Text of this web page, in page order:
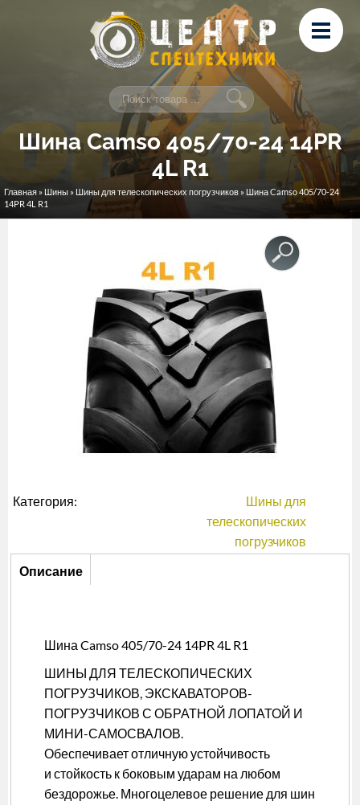
Перейти к основному содержанию
Лизинг
Сервис и ремонт
Контакты
Шина Camso 405/70-24 14PR
4L R1
Вы здесь
Главная » Шины » Шины для телескопических погрузчиков » Шина Camso 405/70-24
14PR 4L R1
Категория:
Шины для
телескопических
погрузчиков
Описание
Описание
Шина Camso 405/70-24 14PR 4L R1
ШИНЫ ДЛЯ ТЕЛЕСКОПИЧЕСКИХ
ПОГРУЗЧИКОВ, ЭКСКАВАТОРОВ-
ПОГРУЗЧИКОВ С ОБРАТНОЙ ЛОПАТОЙ И
МИНИ-САМОСВАЛОВ.
Обеспечивает отличную устойчивость
и стойкость к боковым ударам на любом
бездорожье. Многоцелевое решение для шин